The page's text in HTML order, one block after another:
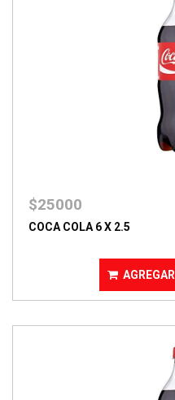
$25000
COCA COLA 6 X 2.5
AGREGAR